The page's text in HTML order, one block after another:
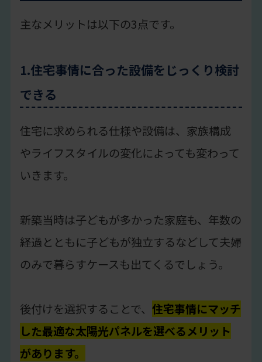
主なメリットは以下の3点です。
1.住宅事情に合った設備をじっくり検討
できる
住宅に求められる仕様や設備は、家族構成
やライフスタイルの変化によっても変わって
いきます。
新築当時は子どもが多かった家庭も、年数の
経過とともに子どもが独立するなどして夫婦
のみで暮らすケースも出てくるでしょう。
後付けを選択することで、住宅事情にマッチ
した最適な太陽光パネルを選べるメリット
があります。